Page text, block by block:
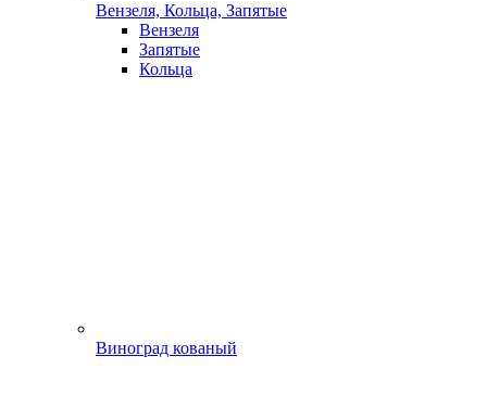
Вензеля, Кольца, Запятые
Вензеля
Запятые
Кольца
Виноград кованый